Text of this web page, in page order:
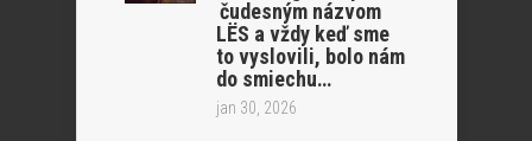
čudesným názvom
LËS a vždy keď sme
to vyslovili, bolo nám
do smiechu…
jan 30, 2026